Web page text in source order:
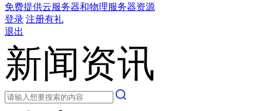
免费提供云服务器和物理服务器资源
登录 注册有礼
退出
新闻资讯